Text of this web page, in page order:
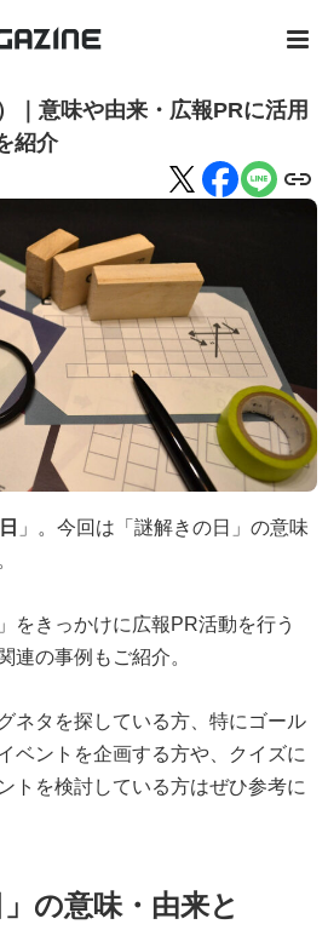
｜意味や由来・広報PRに活用
紹介
」。今回は「謎解きの日」の意味
をきっかけに広報PR活動を行う
連の事例もご紹介。
ネタを探している方、特にゴール
ベントを企画する方や、クイズに
トを検討している方はぜひ参考に
」の意味・由来と